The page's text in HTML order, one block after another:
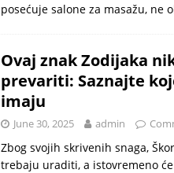
posećuje salone za masažu, ne
Ovaj znak Zodijaka
prevariti: Saznajte
imaju
June 30, 2025 admin
Zbog svojih skrivenih snaga,
trebaju uraditi, a istovremeno